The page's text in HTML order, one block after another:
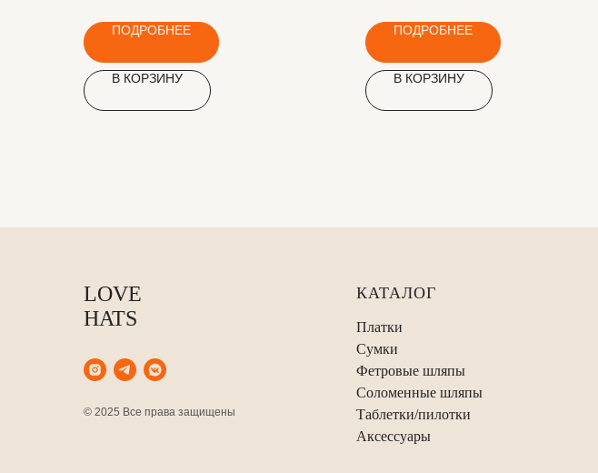
ПОДРОБНЕЕ
В КОРЗИНУ
ПОДРОБНЕЕ
В КОРЗИНУ
LOVE
HATS
© 2025 Все права защищены
КАТАЛОГ
Платки
Сумки
Фетровые шляпы
Соломенные шляпы
Таблетки/пилотки
Аксессуары